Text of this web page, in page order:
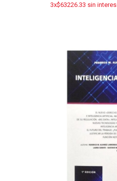
3x$63226.33 sin interes